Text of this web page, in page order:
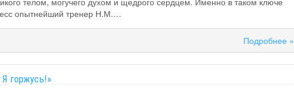
опытнейший тренер Н.М.…
Подробнее »
горжусь!»